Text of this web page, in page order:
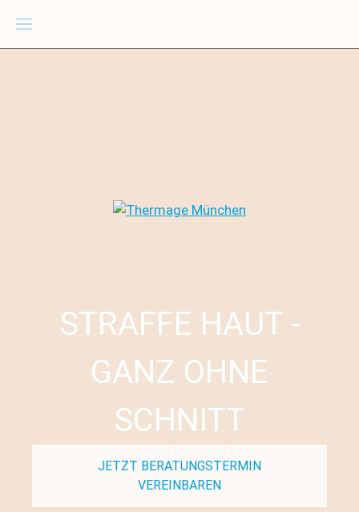
Inhalt
springen
STRAFFE HAUT -
GANZ OHNE
SCHNITT
JETZT BERATUNGSTERMIN
VEREINBAREN
Menü